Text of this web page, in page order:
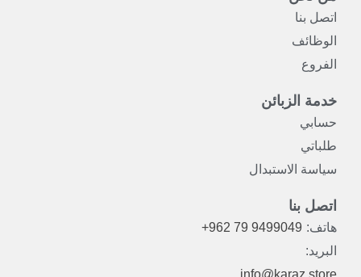
اتصل بنا
الوظائف
الفروع
خدمة الزبائن
حسابي
طلباتي
سياسة الاستبدال
اتصل بنا
هاتف: +962 79 9499049
البريد: